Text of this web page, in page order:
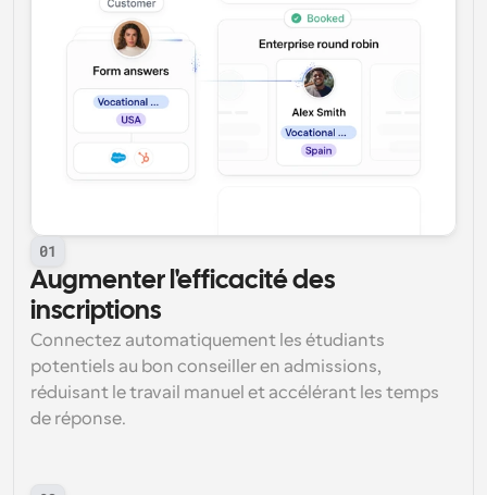
01
Augmenter l'efficacité des
inscriptions
Connectez automatiquement les étudiants
potentiels au bon conseiller en admissions,
réduisant le travail manuel et accélérant les temps
de réponse.